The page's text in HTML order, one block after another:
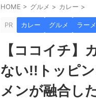
HOME > グルメ > カレー >
PR カレー グルメ ラー
【ココイチ】
ない!!トッピ
メンが融合し